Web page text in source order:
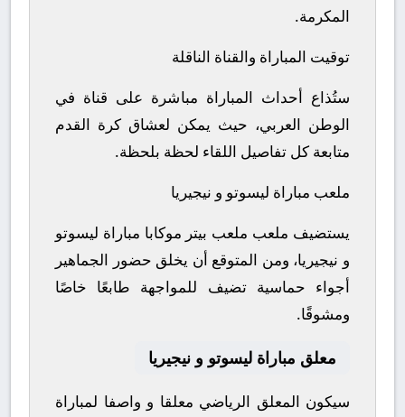
المكرمة.
توقيت المباراة والقناة الناقلة
ستُذاع أحداث المباراة مباشرة على قناة في
الوطن العربي، حيث يمكن لعشاق كرة القدم
متابعة كل تفاصيل اللقاء لحظة بلحظة.
ملعب مباراة ليسوتو و نيجيريا
يستضيف ملعب ملعب بيتر موكابا مباراة ليسوتو
و نيجيريا، ومن المتوقع أن يخلق حضور الجماهير
أجواء حماسية تضيف للمواجهة طابعًا خاصًا
ومشوقًا.
معلق مباراة ليسوتو و نيجيريا
سيكون المعلق الرياضي معلقا و واصفا لمباراة